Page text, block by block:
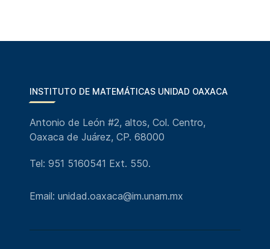
INSTITUTO DE MATEMÁTICAS UNIDAD OAXACA
Antonio de León #2, altos, Col. Centro,
Oaxaca de Juárez, CP. 68000
Tel: 951 5160541 Ext. 550.
Email: unidad.oaxaca@im.unam.mx